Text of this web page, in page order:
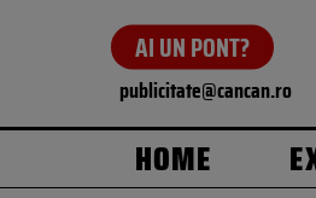
AI UN PONT?
publicitate@cancan.ro
HOME